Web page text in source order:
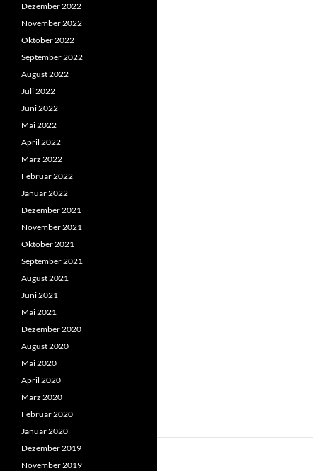
Dezember 2022
November 2022
Oktober 2022
September 2022
August 2022
Juli 2022
Juni 2022
Mai 2022
April 2022
März 2022
Februar 2022
Januar 2022
Dezember 2021
November 2021
Oktober 2021
September 2021
August 2021
Juni 2021
Mai 2021
Dezember 2020
August 2020
Mai 2020
April 2020
März 2020
Februar 2020
Januar 2020
Dezember 2019
November 2019